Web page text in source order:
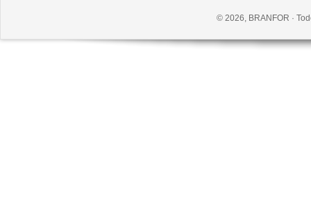
© 2026, BRANFOR ·